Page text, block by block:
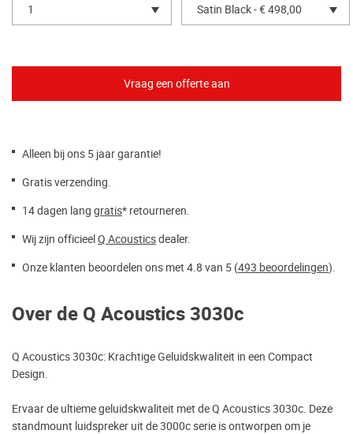
1 Satin Black - € 498,00
Alleen bij ons 5 jaar garantie!
Gratis verzending.
14 dagen lang gratis* retourneren.
Wij zijn officieelQ Acousticsdealer.
Onze klanten beoordelen ons met 4.8 van 5 (493 beoordelingen).
Over de Q Acoustics 3030c
Q Acoustics 3030c: Krachtige Geluidskwaliteit in een Compact
Design.
Ervaar de ultieme geluidskwaliteit met de Q Acoustics 3030c. Deze
standmount luidspreker uit de 3000c serie is ontworpen om je